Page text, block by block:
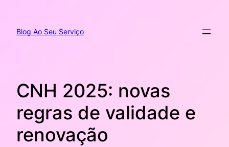
Blog Ao Seu Serviço
CNH 2025: novas
regras de validade e
renovação